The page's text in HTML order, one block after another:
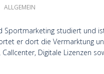
ALLGEMEIN
studiert und
er dort die Vermarktung
Digitale Lizenzen